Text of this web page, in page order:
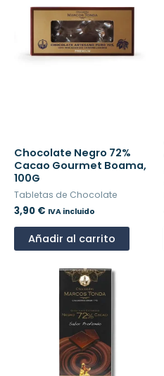
Chocolate Negro 72%
Cacao Gourmet Boama,
100G
Tabletas de Chocolate
3,90 € IVA incluido
Añadir al carrito